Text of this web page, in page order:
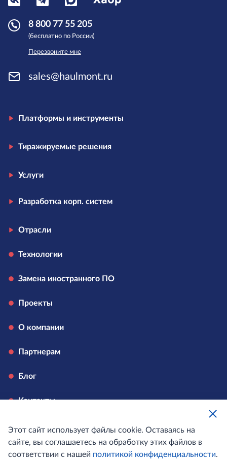
8 800 77 55 205
(бесплатно по России)
Перезвоните мне
sales@haulmont.ru
Платформы и инструменты
Тиражируемые решения
Услуги
Разработка корп. систем
Отрасли
Технологии
Замена иностранного ПО
Проекты
О компании
Партнерам
Блог
Контакты
Вакансии
Этот сайт использует файлы cookie. Оставаясь на
сайте, вы соглашаетесь на обработку этих файлов в
соответствии с нашей политикой конфиденциальности.